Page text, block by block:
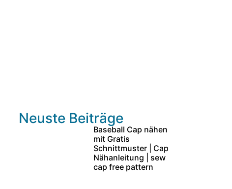
Neuste Beiträge
Baseball Cap nähen
mit Gratis
Schnittmuster | Cap
Nähanleitung | sew
cap free pattern